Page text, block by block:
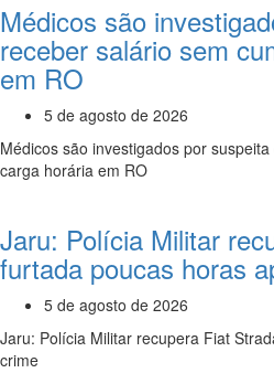
Médicos são
receber salário sem
em RO
5 de agosto de 2026
Médicos são investigados por
carga horária em RO
Jaru: Polícia Militar
furtada poucas horas
5 de agosto de 2026
Jaru: Polícia Militar recupera Fiat
crime